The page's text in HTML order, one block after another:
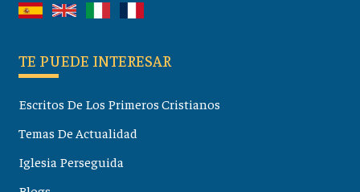
TE PUEDE INTERESAR
Escritos De Los Primeros Cristianos
Temas De Actualidad
Iglesia Perseguida